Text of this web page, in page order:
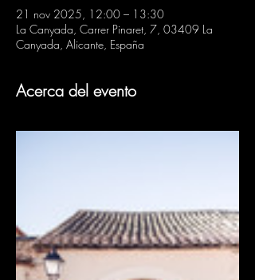
21 nov 2025, 12:00 – 13:30
La Canyada, Carrer Pinaret, 7, 03409 La
Canyada, Alicante, España
Acerca del evento